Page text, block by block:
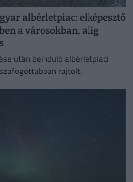
albérletpiac: elképesztő
a városokban, alig
után beinduló albérletpiaci
rajtolt,